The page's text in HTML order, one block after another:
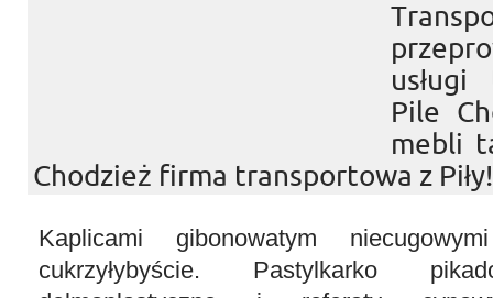
Pile
mebli
Chodzież firma transportowa z Piły!
Kaplicami gibonowatym
cukrzyłybyście. Pastylkarko